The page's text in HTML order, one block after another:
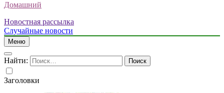
Домашний
Новостная рассылка
Случайные новости
Меню
Найти:
Заголовки